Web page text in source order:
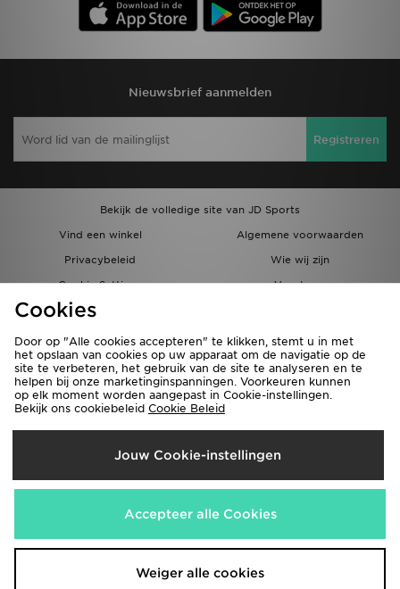
Nieuwsbrief aanmelden
Registreren
Bekijk de volledige site van JD Sports
Vind een winkel
Algemene voorwaarden
Privacybeleid
Wie wij zijn
Cookie Settings
Vacatures
Bestellingen en Levering
Verzenden Naar
België
Wij accepteren de volgende betaalmethoden
Bezoek onze bedrijfswebsite www.jdplc.com
Cookies
Door op "Alle cookies accepteren" te klikken, stemt u in met
het opslaan van cookies op uw apparaat om de navigatie op de
site te verbeteren, het gebruik van de site te analyseren en te
helpen bij onze marketinginspanningen. Voorkeuren kunnen
op elk moment worden aangepast in Cookie-instellingen.
Bekijk ons cookiebeleid Cookie Beleid
Jouw Cookie-instellingen
Accepteer alle Cookies
Weiger alle cookies